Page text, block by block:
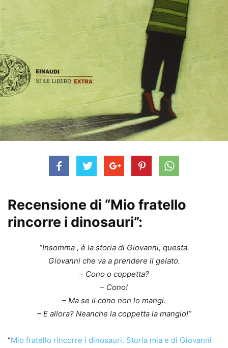
Recensione di “Mio fratello
rincorre i dinosauri”:
“Insomma , è la storia di Giovanni, questa.
Giovanni che va a prendere il gelato.
– Cono o coppetta?
– Cono!
– Ma se il cono non lo mangi.
– E allora? Neanche la coppetta la mangio!”
“Mio fratello rincorre i dinosauri. Storia mia e di Giovanni